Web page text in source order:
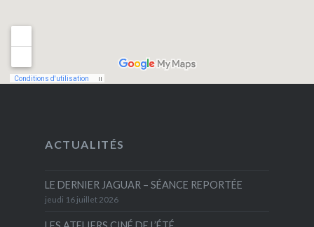
ACTUALITÉS
LE DERNIER JAGUAR – SÉANCE REPORTÉE
jeudi 16 juillet 2026